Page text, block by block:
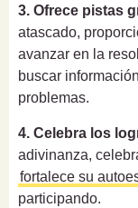
3. Ofrece pistas
atascado,
avanzar en la
buscar
problemas.
4. Celebra los
adivinanza,
fortalece su
participando.